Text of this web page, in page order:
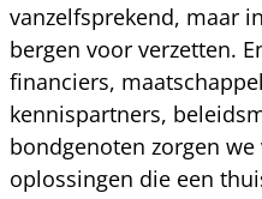
vanzelfsprekend, maar
bergen voor verzetten.
financiers,
kennispartners,
bondgenoten zorgen
oplossingen die een